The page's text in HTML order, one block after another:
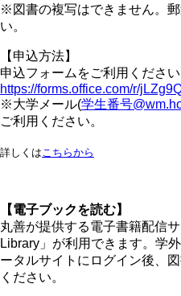
※図書の複写はできません。
い。
【申込方法】
申込フォームをご利用ください
https://forms.office.com/r/
※大学メール(学生番号
ご利用ください。
詳しくは こちらから
【電子ブックを読む】
丸善が提供する電子書籍配信
Library」が利用できます。学
ータルサイトにログイン後、
ください。